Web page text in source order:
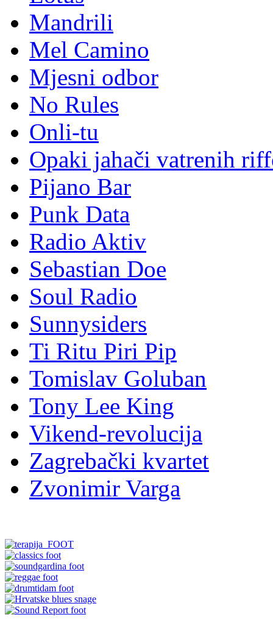
Hrvatske blues snage
Lili Gee
Lotus
Mandrili
Mel Camino
Mjesni odbor
No Rules
Onli-tu
Opaki jahači vatrenih
Pijano Bar
Punk Data
Radio Aktiv
Sebastian Doe
Soul Radio
Sunnysiders
Ti Ritu Piri Pip
Tomislav Goluban
Tony Lee King
Vikend-revolucija
Zvonimir Varga